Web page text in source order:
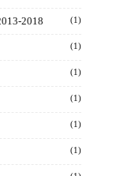
2018 (1)
(1)
(1)
(1)
(1)
(1)